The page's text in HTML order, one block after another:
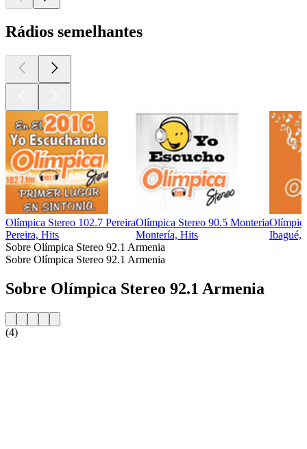
Rádios semelhantes
Olímpica Stereo 102.7 Pereira
Pereira, Hits
Olímpica Stereo 90.5 Monteria
Montería, Hits
Ibagué,
Sobre Olímpica Stereo 92.1 Armenia
Sobre Olímpica Stereo 92.1 Armenia
Sobre Olímpica Stereo 92.1 Armenia
(4)